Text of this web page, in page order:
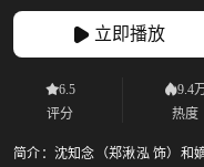
立即播放
6.5
评分
9.4
热度
简介： 沈知念（郑湫泓 饰）和